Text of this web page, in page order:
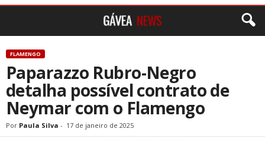
FLAMENGO
Paparazzo Rubro-Negro
detalha possível contrato de
Neymar com o Flamengo
Por Paula Silva - 17 de janeiro de 2025